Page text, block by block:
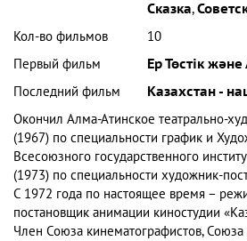
Сказка,
Кол-во фильмов
10
Первый фильм
Ер Төстік
Последний фильм
Казахстан -
Окончил Алма-Атинское театрально-
(1967) по специальности график и
Всесоюзного государственного
(1973) по специальности художник-
С 1972 года по настоящее время –
постановщик анимации киностудии
Член Союза кинематографистов,